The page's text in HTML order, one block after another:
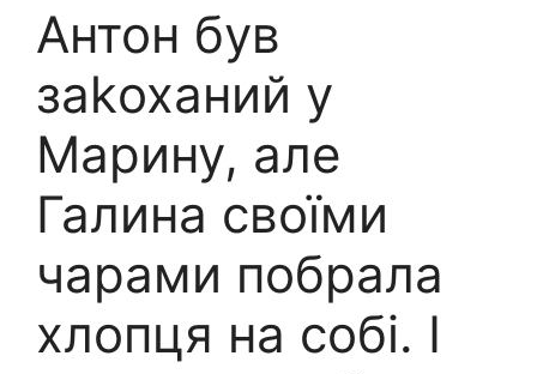
Антон був
заkоханий у
Марину, але
Галина своїми
чарами побрала
хлопця на собі. І